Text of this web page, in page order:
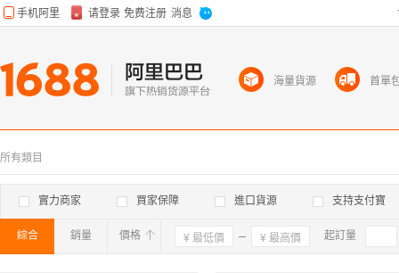
所有類目
實力商家 買家保障 進口貨源 支持支付寶
綜合 銷量 價格 確定 起訂量
海量貨源 首單